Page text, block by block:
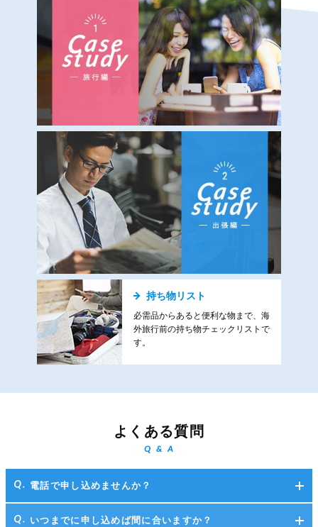
持ち物リスト
必需品からあると便利な物まで、海
外旅行前の持ち物チェックリストで
す。
よくある質問
Q & A
電話で申し込めませんか？
いつまでに申し込めば間に合いますか？